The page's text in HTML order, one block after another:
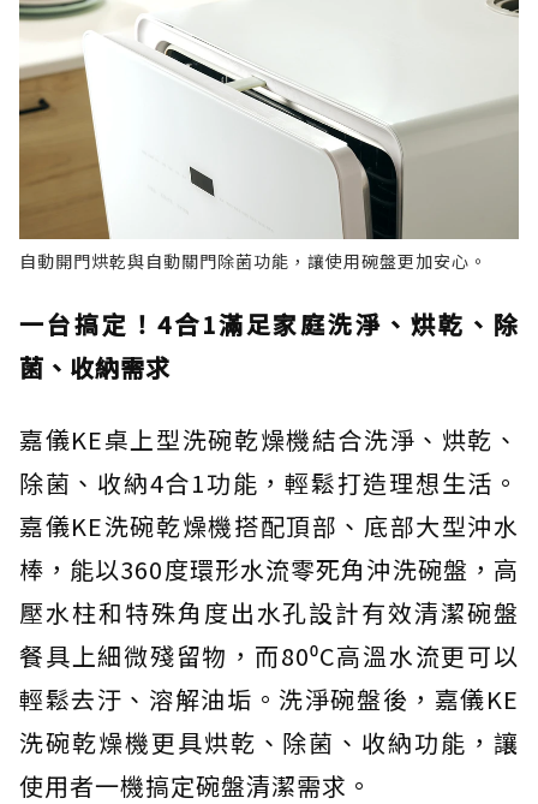
自動開門烘乾與自動關門除菌功能，讓使用碗盤更加安心。
一台搞定！4合1滿足家庭洗淨、烘乾、除
菌、收納需求
嘉儀KE桌上型洗碗乾燥機結合洗淨、烘乾、
除菌、收納4合1功能，輕鬆打造理想生活。
嘉儀KE洗碗乾燥機搭配頂部、底部大型沖水
棒，能以360度環形水流零死角沖洗碗盤，高
壓水柱和特殊角度出水孔設計有效清潔碗盤
餐具上細微殘留物，而80⁰C高溫水流更可以
輕鬆去汙、溶解油垢。洗淨碗盤後，嘉儀KE
洗碗乾燥機更具烘乾、除菌、收納功能，讓
使用者一機搞定碗盤清潔需求。